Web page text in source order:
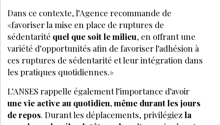
Dans ce contexte, l’Agence recommande de
«favoriser la mise en place de ruptures de
sédentarité quel que soit le milieu, en offrant une
variété d’opportunités afin de favoriser l’adhésion à
ces ruptures de sédentarité et leur intégration dans
les pratiques quotidiennes.»
L’ANSES rappelle également l’importance d’avoir
une vie active au quotidien, même durant les jours
de repos. Durant les déplacements, privilégiez la